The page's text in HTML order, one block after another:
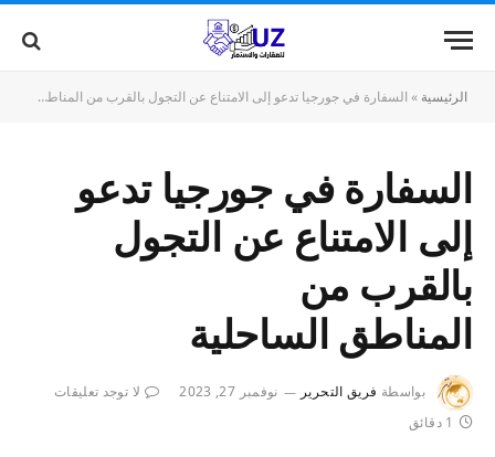
الرئيسية » السفارة في جورجيا تدعو إلى الامتناع عن التجول بالقرب من المناطق الساحلية
السفارة في جورجيا تدعو
إلى الامتناع عن التجول
بالقرب من
المناطق الساحلية
بواسطة فريق التحرير نوفمبر 27, 2023
لا توجد تعليقات
1 دقائق